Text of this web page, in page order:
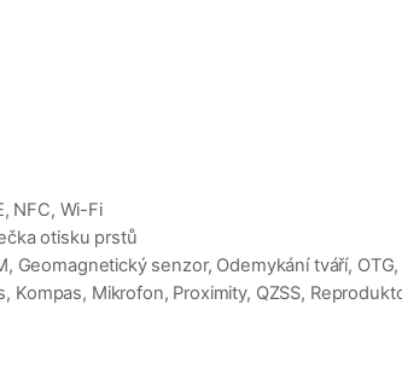
NFC, Wi-Fi
otisku prstů
Geomagnetický senzor, Odemykání tváří,
Mikrofon, Proximity, QZSS,